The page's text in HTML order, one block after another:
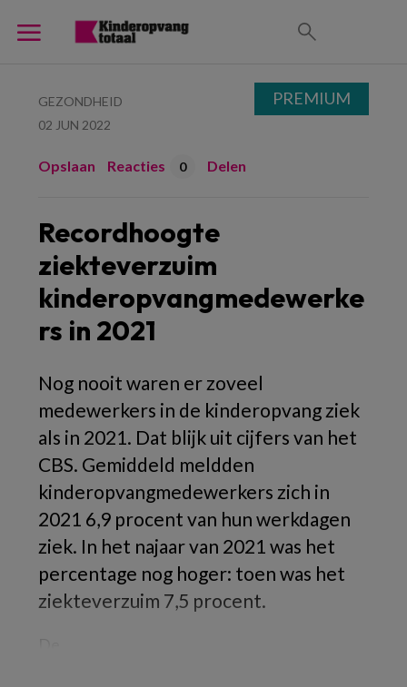
GEZONDHEID
02 JUN 2022
Opslaan Reacties 0 Delen
Recordhoogte
ziekteverzuim
kinderopvangmedewerke
rs in 2021
Nog nooit waren er zoveel
medewerkers in de kinderopvang ziek
als in 2021. Dat blijk uit cijfers van het
CBS. Gemiddeld meldden
kinderopvangmedewerkers zich in
2021 6,9 procent van hun werkdagen
ziek. In het najaar van 2021 was het
percentage nog hoger: toen was het
ziekteverzuim 7,5 procent.
PREMIUM